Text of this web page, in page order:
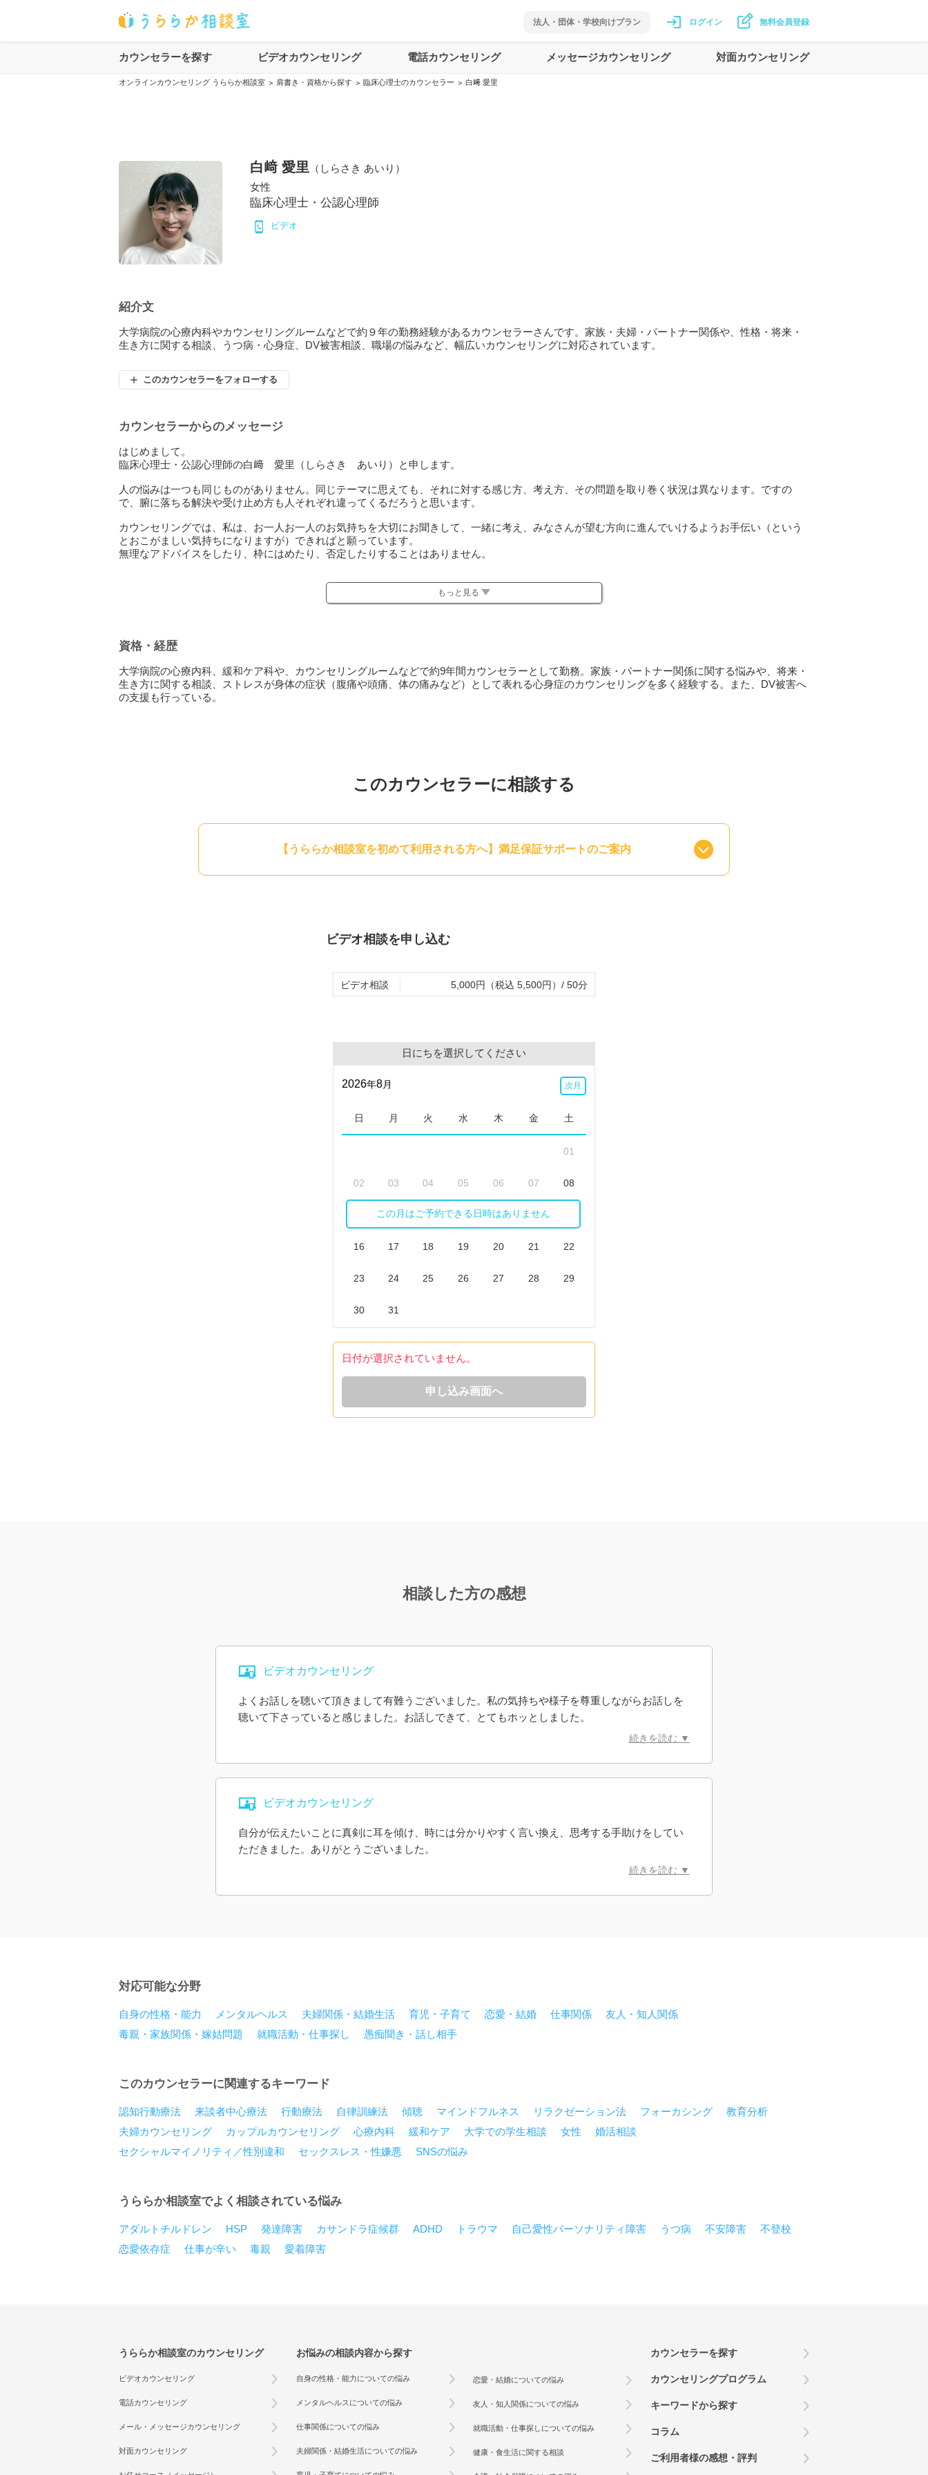
法人・団体・学校向けプラン ログイン 無料会員登録
カウンセラーを探す ビデオカウンセリング 電話カウンセリング メッセージカウンセリング 対面カウンセリング
オンラインカウンセリング うららか相談室 > 肩書き・資格から探す > 臨床心理士のカウンセラー > 白﨑 愛里
白﨑 愛里 （ しらさき あいり ）
女性
臨床心理士・公認心理師
ビデオ
紹介文
大学病院の心療内科やカウンセリングルームなどで約９年の勤務経験があるカウンセラーさんです。家族・夫婦・パートナー関係や、性格・将来・
生き方に関する相談、うつ病・心身症、DV被害相談、職場の悩みなど、幅広いカウンセリングに対応されています。
このカウンセラーをフォローする
カウンセラーからのメッセージ
はじめまして。
臨床心理士・公認心理師の白﨑 愛里（しらさき あいり）と申します。
人の悩みは一つも同じものがありません。同じテーマに思えても、それに対する感じ方、考え方、その問題を取り巻く状況は異なります。ですの
で、腑に落ちる解決や受け止め方も人それぞれ違ってくるだろうと思います。
カウンセリングでは、私は、お一人お一人のお気持ちを大切にお聞きして、一緒に考え、みなさんが望む方向に進んでいけるようお手伝い（という
とおこがましい気持ちになりますが）できればと願っています。
無理なアドバイスをしたり、枠にはめたり、否定したりすることはありません。
り曖昧だったりする部分をじっくり言葉にしていくことが、なにか糸口につながるのではないかと思います。
自分の性格や生き方に関すること
これまで誰にも言える機会がなかったけど、話してみたいこと
一人で抱えて過ごすにはしんどいこと
どんなことでも構いません。ご相談ください。
もっと見る
資格・経歴
大学病院の心療内科、緩和ケア科や、カウンセリングルームなどで約9年間カウンセラーとして勤務。家族・パートナー関係に関する悩みや、将来・
生き方に関する相談、ストレスが身体の症状（腹痛や頭痛、体の痛みなど）として表れる心身症のカウンセリングを多く経験する。また、DV被害へ
の支援も行っている。
このカウンセラーに相談する
【うららか相談室を初めて利用される方へ】満足保証サポートのご案内
ビデオ相談を申し込む
ビデオ相談 5,000円（税込 5,500円）/ 50分
日にちを選択してください
2026年8月 次月
日 月 火 水 木 金 土
01
02 03 04 05 06 07 08
10 11 12 13 14
16 17 18 19 20 21 22
23 24 25 26 27 28 29
30 31
この月はご予約できる日時はありません
日付が選択されていません。
申し込み画面へ
相談した方の感想
ビデオカウンセリング
よくお話しを聴いて頂きまして有難うございました。私の気持ちや様子を尊重しながらお話しを
聴いて下さっていると感じました。お話しできて、とてもホッとしました。
続きを読む ▼
ビデオカウンセリング
自分が伝えたいことに真剣に耳を傾け、時には分かりやすく言い換え、思考する手助けをしてい
ただきました。ありがとうございました。
続きを読む ▼
対応可能な分野
自身の性格・能力 メンタルヘルス 夫婦関係・結婚生活 育児・子育て 恋愛・結婚 仕事関係
友人・知人関係
毒親・家族関係・嫁姑問題
就職活動・仕事探し 愚痴聞き・話し相手
このカウンセラーに関連するキーワード
認知行動療法 来談者中心療法 行動療法 自律訓練法 傾聴 マインドフルネス リラクゼーション法 フォーカシング
教育分析
夫婦カウンセリング
カップルカウンセリング 心療内科 緩和ケア 大学での学生相談 女性
婚活相談
セクシャルマイノリティ／性別違和
セックスレス・性嫌悪 SNSの悩み
うららか相談室でよく相談されている悩み
アダルトチルドレン HSP 発達障害 カサンドラ症候群 ADHD トラウマ 自己愛性パーソナリティ障害 うつ病 不安障害
不登校
恋愛依存症
仕事が辛い 毒親 愛着障害
うららか相談室のカウンセリング
ビデオカウンセリング
電話カウンセリング
メール・メッセージカウンセリング
対面カウンセリング
お悩みの相談内容から探す
自身の性格・能力についての悩み
メンタルヘルスについての悩み
仕事関係についての悩み
夫婦関係・結婚生活についての悩み
恋愛・結婚についての悩み
友人・知人関係についての悩み
就職活動・仕事探しについての悩み
健康・食生活に関する相談
カウンセラーを探す
カウンセリングプログラム
キーワードから探す
コラム
ご利用者様の感想・評判